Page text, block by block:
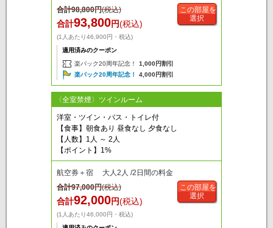
合計98,800円(税込)
合計93,800円(税込)
(1人あたり46,900円・税込)
適用済みのクーポン
楽パック20周年記念！
1,000円割引
楽パック20周年記念！
4,000円割引
この部屋を
選択
〈全室禁煙〉ツインルーム
洋室・ツイン・バス・トイレ付
【食事】朝食あり 昼食なし 夕食なし
【人数】1人 ～ 2人
【ポイント】1%
航空券＋宿 大人2人 /2日間の料金
合計97,000円(税込)
合計92,000円(税込)
(1人あたり46,000円・税込)
この部屋を
選択